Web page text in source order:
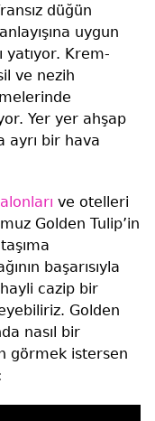
düğün
uygun
yatıyor. Krem-
ve nezih
Yer yer ahşap
ayrı bir hava
ve otelleri
Golden Tulip’in
başarısıyla
cazip bir
Golden
nasıl bir
görmek istersen